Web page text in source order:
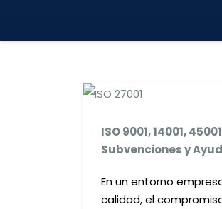
ISO 9001, 14001,
Subvenciones y
En un entorno
calidad, el